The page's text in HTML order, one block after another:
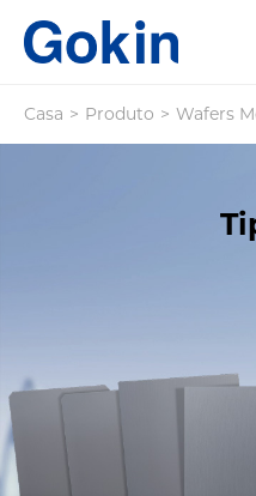
Casa > Produto > Wafers